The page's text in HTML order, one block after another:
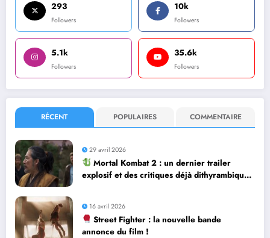
293
Followers
10k
Followers
5.1k
Followers
35.6k
Followers
RÉCENT POPULAIRES COMMENTAIRE
29 avril 2026
Mortal Kombat 2 : un dernier trailer
explosif et des critiques déjà dithyrambiques
16 avril 2026
Street Fighter : la nouvelle bande
annonce du film !